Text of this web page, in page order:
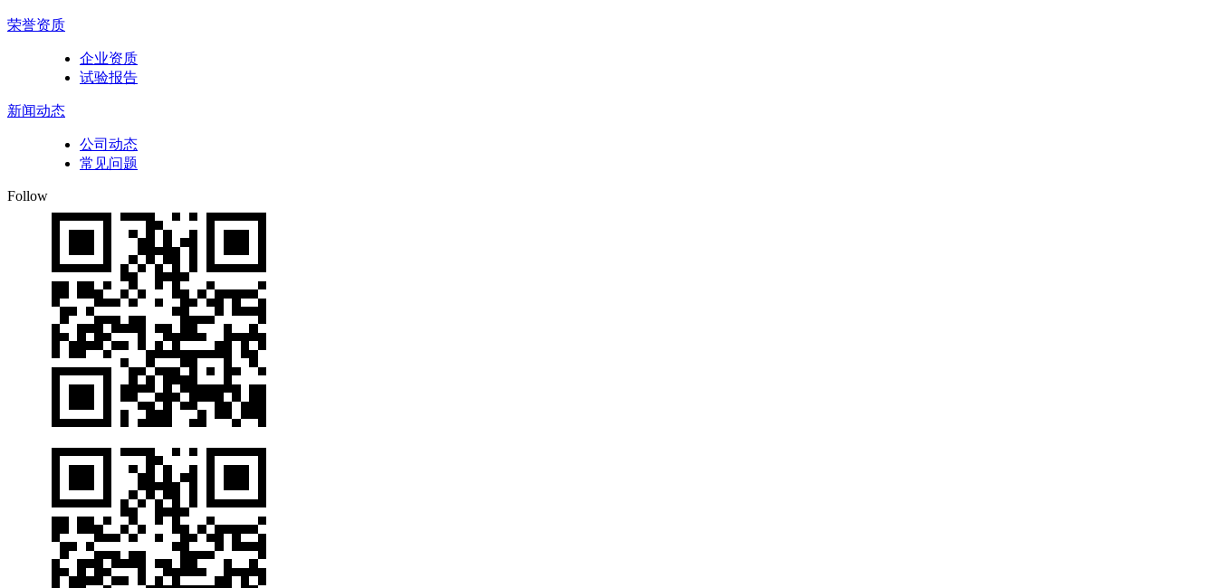
荣誉资质
企业资质
试验报告
新闻动态
公司动态
常见问题
Follow